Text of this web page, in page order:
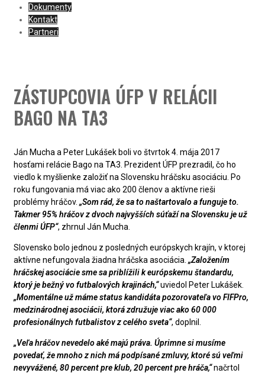
Dokumenty
Kontakt
Partneri
ZÁSTUPCOVIA ÚFP V RELÁCII
BAGO NA TA3
Ján Mucha a Peter Lukášek boli vo štvrtok 4. mája 2017
hosťami relácie Bago na TA3. Prezident ÚFP prezradil, čo ho
viedlo k myšlienke založiť na Slovensku hráčsku asociáciu. Po
roku fungovania má viac ako 200 členov a aktívne rieši
problémy hráčov. „Som rád, že sa to naštartovalo a funguje to.
Takmer 95% hráčov z dvoch najvyšších súťaží na Slovensku je už
členmi ÚFP“, zhrnul Ján Mucha.
Slovensko bolo jednou z posledných európskych krajín, v ktorej
aktívne nefungovala žiadna hráčska asociácia. „Založením
hráčskej asociácie sme sa priblížili k európskemu štandardu,
ktorý je bežný vo futbalových krajinách,“uviedol Peter Lukášek.
„Momentálne už máme status kandidáta pozorovateľa vo FIFPro,
medzinárodnej asociácii, ktorá združuje viac ako 60 000
profesionálnych futbalistov z celého sveta“, doplnil.
„Veľa hráčov nevedelo aké majú práva. Úprimne si musíme
povedať, že mnoho z nich má podpísané zmluvy, ktoré sú veľmi
nevyvážené, 80 percent pre klub, 20 percent pre hráča,“načrtol